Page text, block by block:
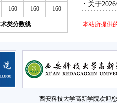
160 160 160
类分数线
· 关于
本站所提供
西安科技大学高新学院欢迎您